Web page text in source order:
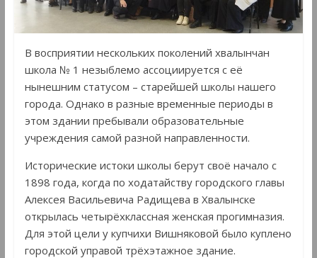
В восприятии нескольких поколений хвалынчан
школа № 1 незыблемо ассоциируется с её
нынешним статусом – старейшей школы нашего
города. Однако в разные временные периоды в
этом здании пребывали образовательные
учреждения самой разной направленности.
Исторические истоки школы берут своё начало с
1898 года, когда по ходатайству городского главы
Алексея Васильевича Радищева в Хвалынске
открылась четырёхклассная женская прогимназия.
Для этой цели у купчихи Вишняковой было куплено
городской управой трёхэтажное здание.